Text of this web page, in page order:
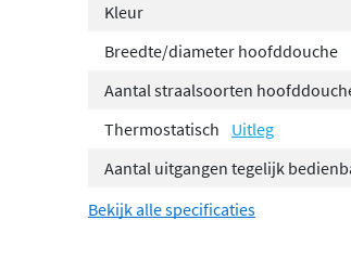
Kleur
Breedte/diameter hoofddouche
Aantal straalsoorten
Thermostatisch
Uitleg
Aantal uitgangen tegelijk
Bekijk alle specificaties